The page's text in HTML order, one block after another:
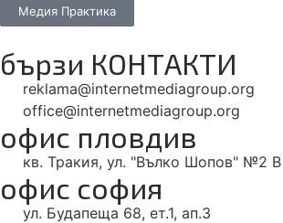
Медия Практика
бързи КОНТАКТИ
reklama@internetmediagroup.org
office@internetmediagroup.org
офис пловдив
кв. Тракия, ул. "Вълко Шопов" №2 В
офис софия
ул. Будапеща 68, ет.1, ап.3